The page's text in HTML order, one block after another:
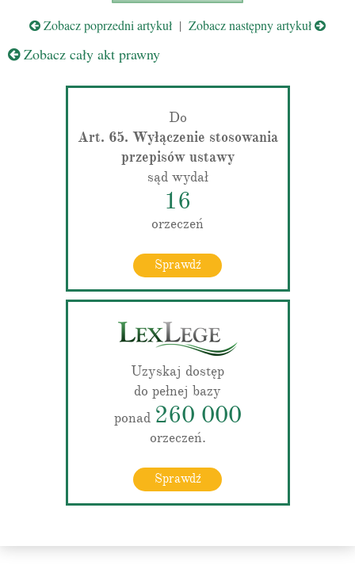
Zobacz poprzedni artykuł | Zobacz następny artykuł
Zobacz cały akt prawny
Do
Art. 65. Wyłączenie stosowania
przepisów ustawy
sąd wydał
16
orzeczeń
Sprawdź
Uzyskaj dostęp
do pełnej bazy
ponad 260 000
orzeczeń.
Sprawdź